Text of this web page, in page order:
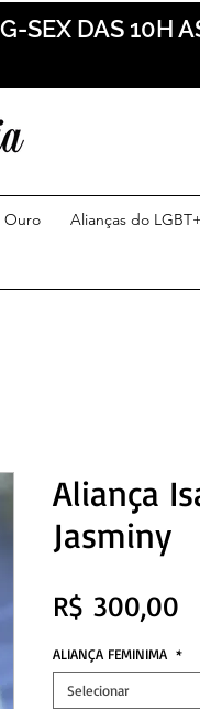
SEX DAS 10H
Ouro Alianças do
Aliança
Jasminy
R$ 300,00
ALIANÇA FEMINIMA *
Selecionar